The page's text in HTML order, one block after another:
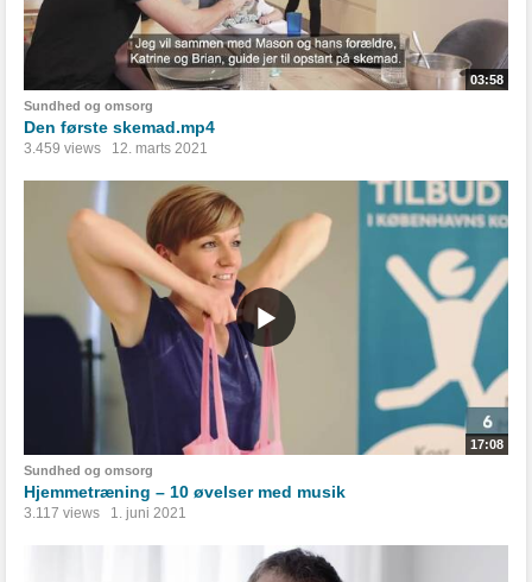
03:58
Sundhed og omsorg
Den første skemad.mp4
3.459 views 12. marts 2021
17:08
Sundhed og omsorg
Hjemmetræning – 10 øvelser med musik
3.117 views 1. juni 2021